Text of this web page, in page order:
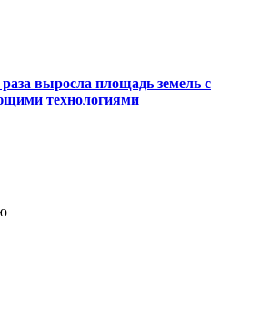
выросла площадь земель с
технологиями